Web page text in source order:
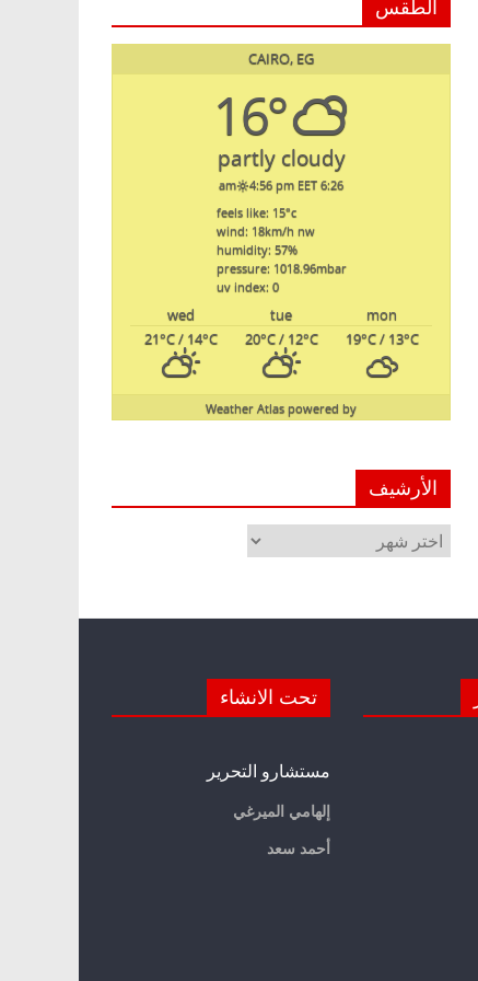
الطقس
CAIRO, EG
16°
partly cloudy
6:26 am
4:56 pm EET
feels like: 15°c
wind: 18km/h nw
humidity: 57%
pressure: 1018.96mbar
uv index: 0
mon
tue
wed
19°C/ 13°C
20°C/ 12°C
21°C/ 14°C
powered by
Weather Atlas
الأرشيف
الأرشيف
تحت الانشاء
مستشارو التحرير
إلهامي الميرغي
أحمد سعد